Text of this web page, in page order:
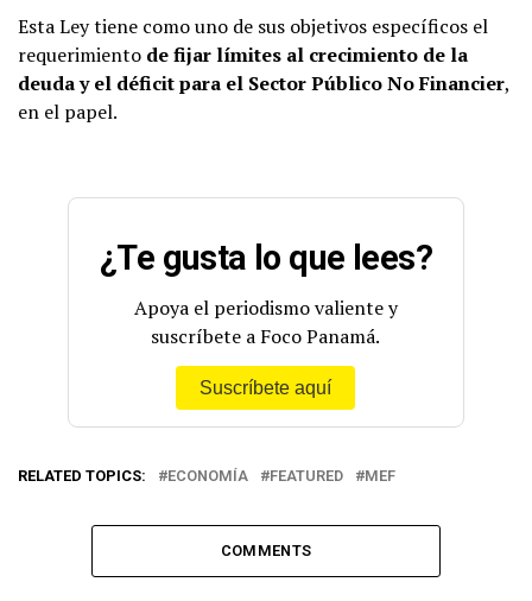
Esta Ley tiene como uno de sus objetivos específicos el
requerimiento de fijar límites al crecimiento de la
deuda y el déficit para el Sector Público No Financier,
en el papel.
¿Te gusta lo que lees?
Apoya el periodismo valiente y
suscríbete a Foco Panamá.
Suscríbete aquí
RELATED TOPICS: ECONOMÍA FEATURED MEF
COMMENTS